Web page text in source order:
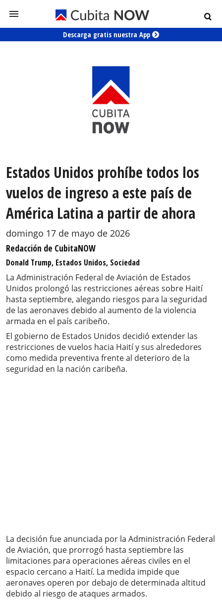
Descarga gratis nuestra App
Estados Unidos prohíbe todos los
vuelos de ingreso a este país de
América Latina a partir de ahora
domingo 17 de mayo de 2026
Redacción de CubitaNOW
Donald Trump, Estados Unidos, Sociedad
La Administración Federal de Aviación de Estados
Unidos prolongó las restricciones aéreas sobre Haití
hasta septiembre, alegando riesgos para la seguridad
de las aeronaves debido al aumento de la violencia
armada en el país caribeño.
El gobierno de Estados Unidos decidió extender las
restricciones de vuelos hacia Haití y sus alrededores
como medida preventiva frente al deterioro de la
seguridad en la nación caribeña.
La decisión fue anunciada por la Administración Federal
de Aviación, que prorrogó hasta septiembre las
limitaciones para operaciones aéreas civiles en el
espacio cercano a Haití. La medida impide que
aeronaves operen por debajo de determinada altitud
debido al riesgo de ataques armados.